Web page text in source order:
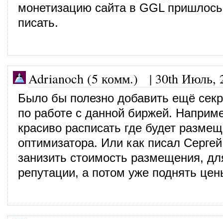
монетизацию сайта в GGL
писать.
Adrianoch (5 комм.) | 30th Июль,
Было бы полезно добавить ещё
по работе с данной биржей.
красиво расписать где будет
оптимизатора. Или как писал
занизить стоимость размещения,
репутации, а потом уже поднять